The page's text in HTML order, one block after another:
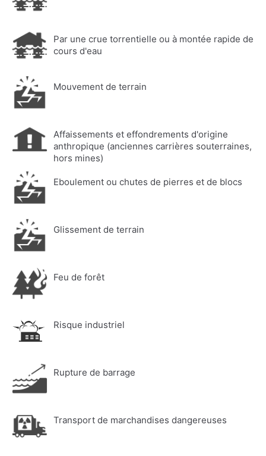
Par une crue torrentielle ou à montée rapide de
cours d'eau
Mouvement de terrain
Affaissements et effondrements d'origine
anthropique (anciennes carrières souterraines,
hors mines)
Eboulement ou chutes de pierres et de blocs
Glissement de terrain
Feu de forêt
Risque industriel
Rupture de barrage
Transport de marchandises dangereuses